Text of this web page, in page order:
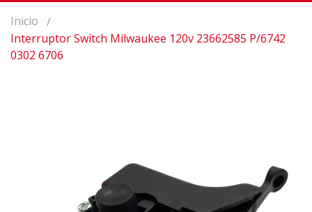
Inicio
Interruptor Switch Milwaukee 120v 23662585 P/6742
0302 6706